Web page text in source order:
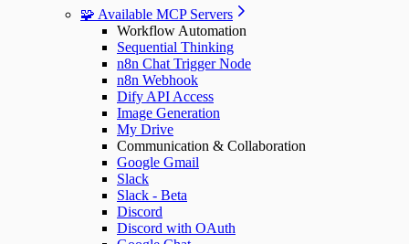
🧩 Available MCP Servers
Workflow Automation
Sequential Thinking
n8n Chat Trigger Node
n8n Webhook
Dify API Access
Image Generation
My Drive
Communication & Collaboration
Google Gmail
Slack
Slack - Beta
Discord
Discord with OAuth